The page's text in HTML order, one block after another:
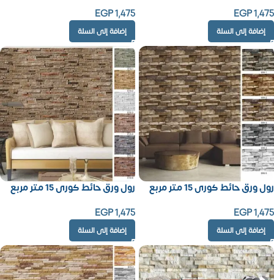
EGP1,475
إضافة إلى السلة
EGP1,475
إضافة إلى السلة
رول ورق حائط كورى 15 متر مربع
EGP1,475
إضافة إلى السلة
رول ورق حائط كورى 15 متر مربع
EGP1,475
إضافة إلى السلة